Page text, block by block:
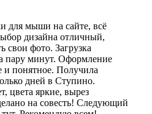
для мыши на сайте, всё
дизайна отличный,
свои фото. Загрузка
пару минут. Оформление
и понятное. Получила
дней в Ступино.
цвета яркие, вырез
на совесть! Следующий